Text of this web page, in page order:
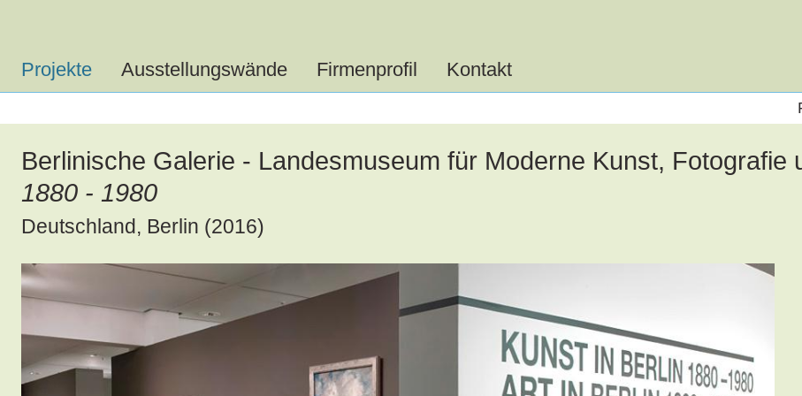
Projekte Ausstellungswände Firmenprofil Kontakt
Berlinische Galerie - Landesmuseum für Moderne Kunst, Fotografie
1880 - 1980
Deutschland, Berlin (2016)